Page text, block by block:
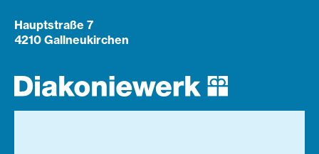
Hauptstraße 7
4210 Gallneukirchen